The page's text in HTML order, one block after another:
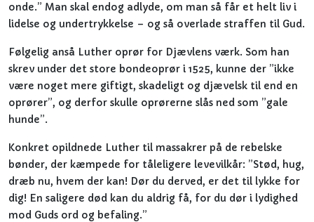
onde.” Man skal endog adlyde, om man så får et helt liv i
lidelse og undertrykkelse – og så overlade straffen til Gud.
Følgelig anså Luther oprør for Djævlens værk. Som han
skrev under det store bondeoprør i 1525, kunne der ”ikke
være noget mere giftigt, skadeligt og djævelsk til end en
oprører”, og derfor skulle oprørerne slås ned som ”gale
hunde”.
Konkret opildnede Luther til massakrer på de rebelske
bønder, der kæmpede for tåleligere levevilkår: ”Stød, hug,
dræb nu, hvem der kan! Dør du derved, er det til lykke for
dig! En saligere død kan du aldrig få, for du dør i lydighed
mod Guds ord og befaling.”